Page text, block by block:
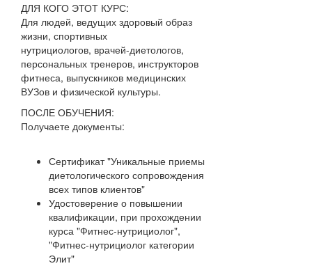
ДЛЯ КОГО ЭТОТ КУРС:
Для людей, ведущих здоровый образ
жизни, спортивных
нутрициологов, врачей-диетологов,
персональных тренеров, инструкторов
фитнеса, выпускников медицинских
ВУЗов и физической культуры.
ПОСЛЕ ОБУЧЕНИЯ:
Получаете документы:
Сертификат "Уникальные приемы
диетологического сопровождения
всех типов клиентов"
Удостоверение о повышении
квалификации, при прохождении
курса "Фитнес-нутрициолог",
"Фитнес-нутрициолог категории
Элит"